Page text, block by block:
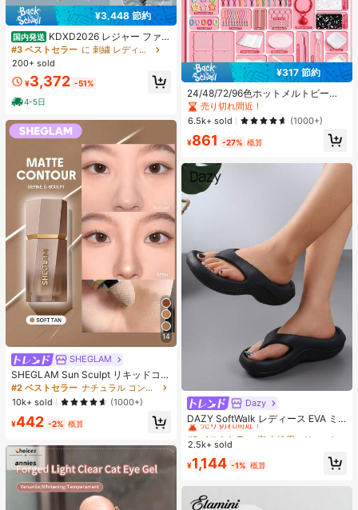
¥3,448 節約
国内発送 KDXD2026 レジャー ファッ
ション ロングサイズ 夏服 女性 ワイ
ルドスタイル ボア付きトップス ワイ
ルドスタイル ロングスカート 3点セ
ット UVカット 軽量 通気性 袖付き
ヒップカバー効果 通気性抜群 サイズ
豊富
#3 ベストセラー
に 刺繍 レディースコーデ
200+ sold
¥3,372 -51%
4-5日
14
SHEGLAM
SHEGLAM Sun Sculpt リキッドコン
ター-Soft Tan ノーズシャドウ シェ
ーディング 女性と女の子のためのブ
ランドビューティーコスメメイクア
ップ
#2 ベストセラー
ナチュラル コントゥア＆ブロンザー
10k+ sold
(1000+)
¥442 -2% 概算
¥317 節約
24/48/72/96色ホットメルトビーズ
クリエイティブクラフトセット、ス
クエアペグボード、多層収納ボック
ス、アイロンペーパー、カラフルな
キーチェーン、装飾アクセサリー、
ハンギングロープ付き、DIY愛好家
がDIYパズル、バレンタインデーギ
フト、誕生日ギフトを手作りできま
す。
#1 ベストセラー
に ジュエリー製作セット
売り切れ間近！
#1 ベストセラー
に ジュエリー製作セット
売り切れ間近！
#1 ベストセラー
に ジュエリー製作セット
売り切れ間近！
#1 ベストセラー
に ジュエリー製作セット
売り切れ間近！
6.5k+ sold (1000+)
¥861 -27% 概算
Dazy
DAZY SoftWalk レディース EVA ミ
ッドヒールプラットフォームビーチ
サンダル - 超軽量、通気性、快適、
滑り止め、柔らかいソール、ミニマ
ルデザイン、ビーチ、休暇、家庭で
の自由時間、デイリー着用に適し、
オールシーズン、スリップオン、無
地、プリントなし
#2 ベストセラー
売り切れ間近！
#2 ベストセラー
売り切れ間近！
#2 ベストセラー
売り切れ間近！
#2 ベストセラー
売り切れ間近！
2.5k+ sold
¥1,144 -1% 概算